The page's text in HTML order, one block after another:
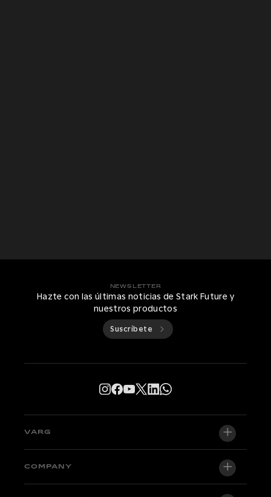
NEWSLETTER
Hazte con las últimas noticias de Stark Future y
nuestros productos
Suscríbete
VARG
VARG EX
COMPANY